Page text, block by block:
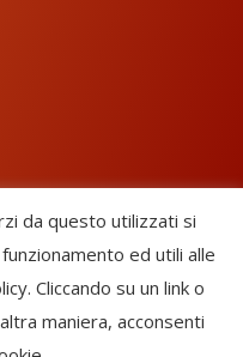
- APS Ente Terzo
Registrato codice:
da questo utilizzati si
ed utili alle
Cliccando su un link o
maniera, acconsenti